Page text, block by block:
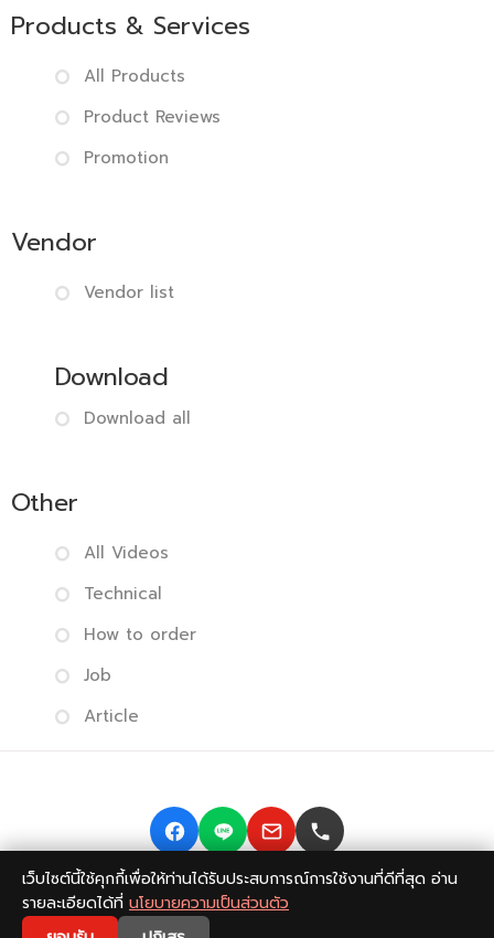
Products & Services
All Products
Product Reviews
Promotion
Vendor
Vendor list
Download
Download all
Other
All Videos
Technical
How to order
Job
Article
Copyright © 2014-2026 BISMONPRINT Co.,LTD
Privacy
policy|Return Policy
เว็บไซต์นี้ใช้คุกกี้เพื่อให้ท่านได้รับประสบการณ์การใช้งานที่ดีที่สุด อ่าน
รายละเอียดได้ที่ นโยบายความเป็นส่วนตัว